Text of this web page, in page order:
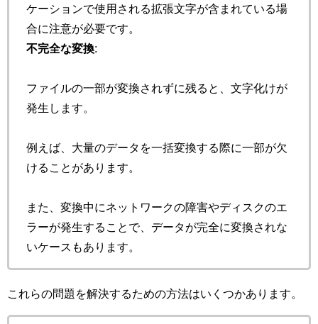
ケーションで使用される拡張文字が含まれている場
合に注意が必要です。
不完全な変換:
ファイルの一部が変換されずに残ると、文字化けが
発生します。
例えば、大量のデータを一括変換する際に一部が欠
けることがあります。
また、変換中にネットワークの障害やディスクのエ
ラーが発生することで、データが完全に変換されな
いケースもあります。
これらの問題を解決するための方法はいくつかあります。